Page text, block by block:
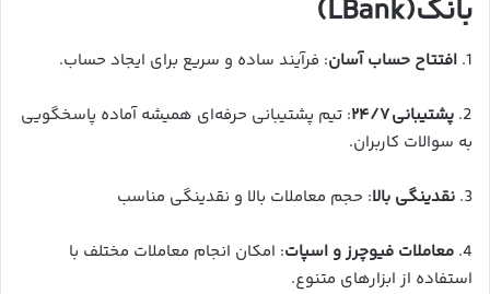
بانک(LBank)
1. افتتاح حساب آسان: فرآیند ساده و سریع برای ایجاد حساب.
2. پشتیبانی ۲۴/۷
: تیم پشتیبانی حرفه‌ای همیشه آماده پاسخگویی
به سوالات کاربران.
3. نقدینگی بالا: حجم معاملات بالا و نقدینگی مناسب
4. معاملات فیوچرز و اسپات: امکان انجام معاملات مختلف با
استفاده از ابزارهای متنوع.